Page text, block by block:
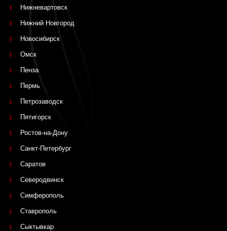
Нижневартовск
Нижний Новгород
Новосибирск
Омск
Пенза
Пермь
Петрозаводск
Пятигорск
Ростов-на-Дону
Санкт-Петербург
Саратов
Северодвинск
Симферополь
Ставрополь
Сыктывкар